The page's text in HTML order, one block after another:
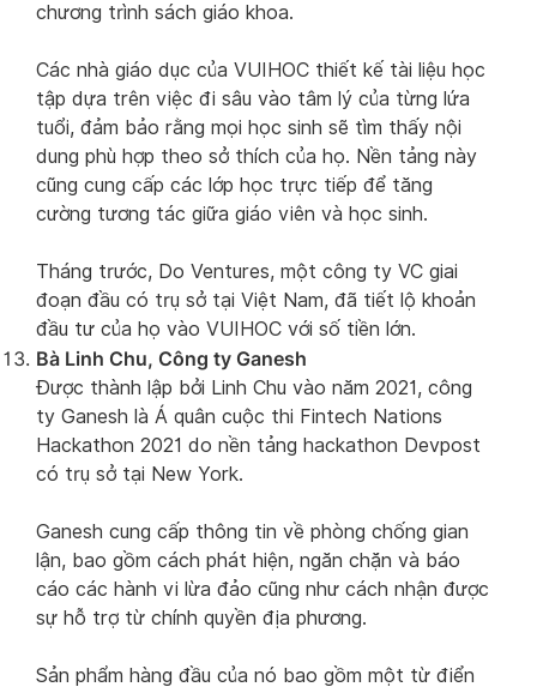
chương trình sách giáo khoa.
Các nhà giáo dục của VUIHOC thiết kế tài liệu học
tập dựa trên việc đi sâu vào tâm lý của từng lứa
tuổi, đảm bảo rằng mọi học sinh sẽ tìm thấy nội
dung phù hợp theo sở thích của họ. Nền tảng này
cũng cung cấp các lớp học trực tiếp để tăng
cường tương tác giữa giáo viên và học sinh.
Tháng trước, Do Ventures, một công ty VC giai
đoạn đầu có trụ sở tại Việt Nam, đã tiết lộ khoản
đầu tư của họ vào VUIHOC với số tiền lớn.
Bà Linh Chu, Công ty Ganesh
Được thành lập bởi Linh Chu vào năm 2021, công
ty Ganesh là Á quân cuộc thi Fintech Nations
Hackathon 2021 do nền tảng hackathon Devpost
có trụ sở tại New York.
Ganesh cung cấp thông tin về phòng chống gian
lận, bao gồm cách phát hiện, ngăn chặn và báo
cáo các hành vi lừa đảo cũng như cách nhận được
sự hỗ trợ từ chính quyền địa phương.
Sản phẩm hàng đầu của nó bao gồm một từ điển